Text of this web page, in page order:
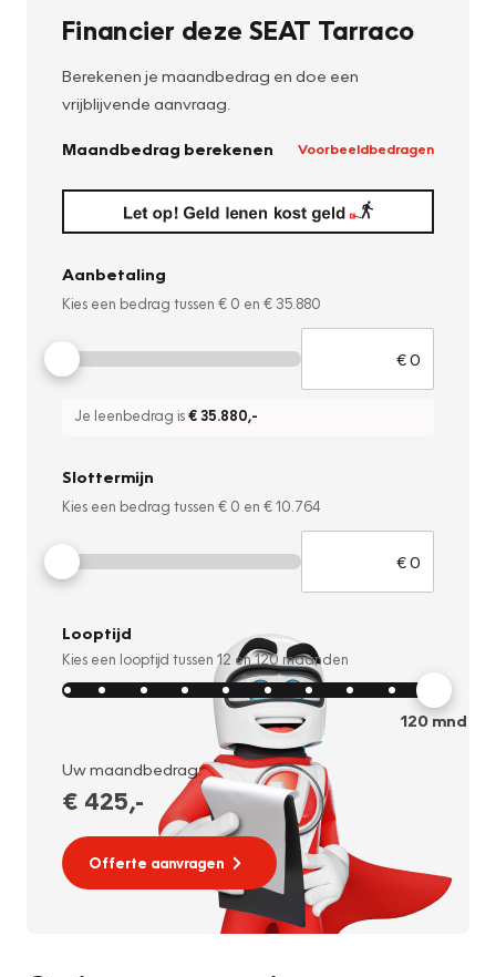
Financier deze SEAT Tarraco
Berekenen je maandbedrag en doe een
vrijblijvende aanvraag.
Maandbedrag berekenen Voorbeeldbedragen
Aanbetaling
Kies een bedrag tussen € 0 en € 35.880
Je leenbedrag is€ 35.880,-
Slottermijn
Kies een bedrag tussen € 0 en € 10.764
Looptijd
Kies een looptijd tussen 12 en120 maanden
120mnd
Uw maandbedrag:
€ 425,-
Offerte aanvragen